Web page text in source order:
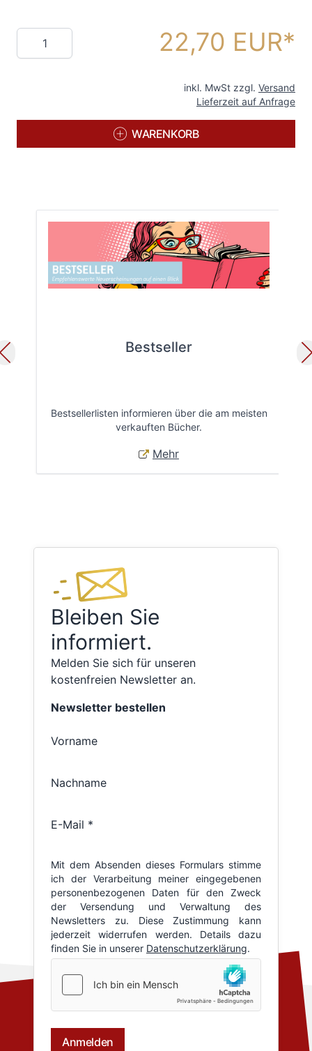
Menge 22,70 EUR
inkl. MwSt zzgl. Versand
Lieferzeit auf Anfrage
WARENKORB
Bestseller
Bestsellerlisten informieren über die am meisten
verkauften Bücher.
Mehr
Bleiben Sie
informiert.
Melden Sie sich für unseren
kostenfreien Newsletter an.